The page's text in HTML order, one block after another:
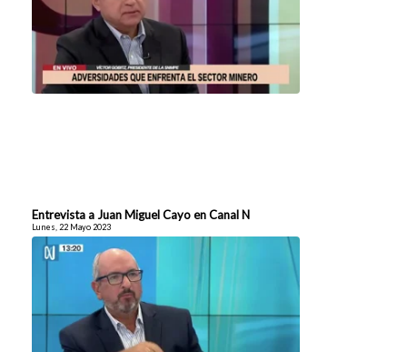
Entrevista a Juan Miguel Cayo en Canal N
Lunes, 22 Mayo 2023